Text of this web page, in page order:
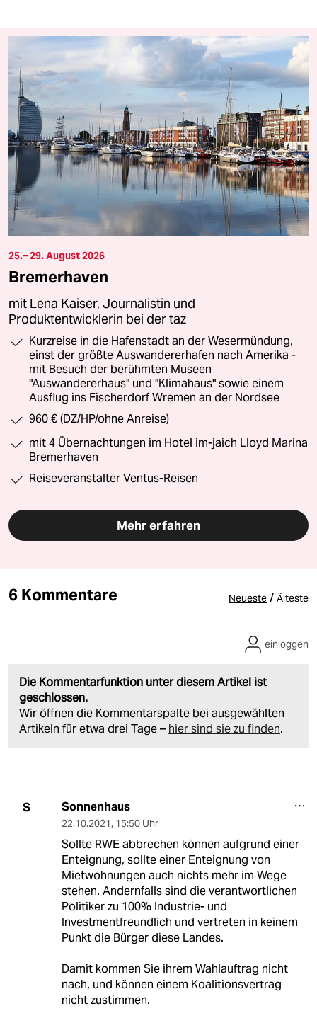
25.– 29. August 2026
Bremerhaven
mit Lena Kaiser, Journalistin und
Produktentwicklerin bei der taz
Kurzreise in die Hafenstadt an der Wesermündung,
einst der größte Auswandererhafen nach Amerika -
mit Besuch der berühmten Museen
"Auswandererhaus" und "Klimahaus" sowie einem
Ausflug ins Fischerdorf Wremen an der Nordsee
960 € (DZ/HP/ohne Anreise)
mit 4 Übernachtungen im Hotel im-jaich Lloyd Marina
Bremerhaven
Reiseveranstalter Ventus-Reisen
Mehr erfahren
6 Kommentare Neueste / Älteste
Die Kommentarfunktion unter diesem Artikel ist
geschlossen.
Wir öffnen die Kommentarspalte bei ausgewählten
Artikeln für etwa drei Tage – hier sind sie zu finden.
einloggen
S Sonnenhaus
22.10.2021, 15:50 Uhr
Sollte RWE abbrechen können aufgrund einer
Enteignung, sollte einer Enteignung von
Mietwohnungen auch nichts mehr im Wege
stehen. Andernfalls sind die verantwortlichen
Politiker zu 100% Industrie- und
Investmentfreundlich und vertreten in keinem
Punkt die Bürger diese Landes.
Damit kommen Sie ihrem Wahlauftrag nicht
nach, und können einem Koalitionsvertrag
nicht zustimmen.